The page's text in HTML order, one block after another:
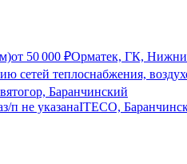
от 50 000 ₽Орматек, ГК,
сетей теплоснабжения,
Баранчинский
з/п не указанаITECO,